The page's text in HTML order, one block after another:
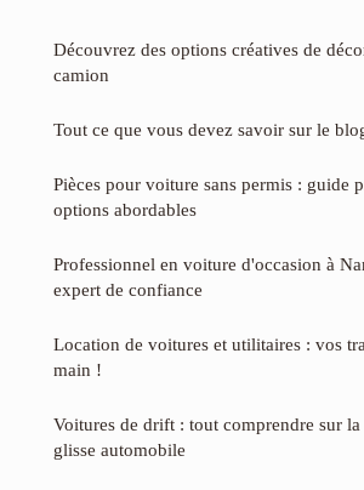
Découvrez des options créatives de
camion
Tout ce que vous devez savoir sur le
Pièces pour voiture sans permis : guide
options abordables
Professionnel en voiture d'occasion à
expert de confiance
Location de voitures et utilitaires : vos
main !
Voitures de drift : tout comprendre sur la
glisse automobile